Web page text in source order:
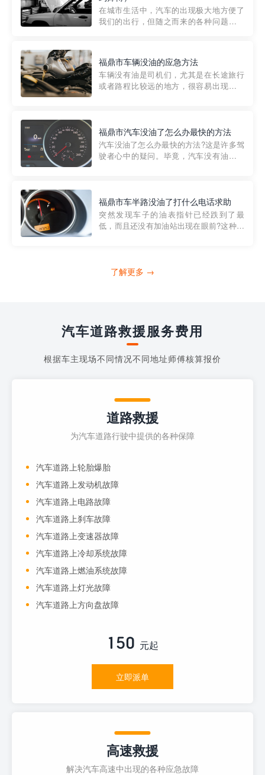
在城市生活中，汽车的出现极大地方便了
我们的出行，但随之而来的各种问题也让
紧急情况下，我们需要一种高效可靠的救
援方式。而这时，地库救援专...
福鼎市车辆没油的应急方法
车辆没有油是司机们，尤其是在长途旅行
或者路程比较远的地方，很容易出现这种
的送油师傅，解决没油的紧急情况。 首
先，让我们来了解一下穿...
福鼎市汽车没油了怎么办最快的方法
汽车没油了怎么办最快的方法?这是许多驾
驶者心中的疑问。毕竟，汽车没有油就无
越者小程序是一款专门解决汽车没油问题
的在线服务平台。通过...
福鼎市车半路没油了打什么电话求助
突然发现车子的油表指针已经跌到了最
低，而且还没有加油站出现在眼前?这种情
打4006363122请求送油人员来帮助你。
了解更多 →
汽车道路救援服务费用
根据车主现场不同情况不同地址师傅核算报价
道路救援
为汽车道路行驶中提供的各种保障
汽车道路上轮胎爆胎
汽车道路上发动机故障
汽车道路上电路故障
汽车道路上刹车故障
汽车道路上变速器故障
汽车道路上冷却系统故障
汽车道路上燃油系统故障
汽车道路上灯光故障
汽车道路上方向盘故障
150 元起
立即派单
高速救援
解决汽车高速中出现的各种应急故障